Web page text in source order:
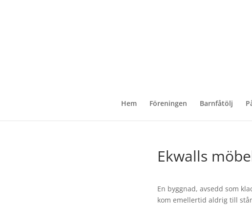
Hem Föreningen Barnfåtölj
Ekwalls
En byggnad, avsedd som
kom emellertid aldrig till